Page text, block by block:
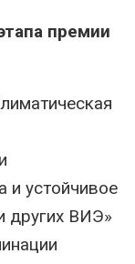
премии
и устойчивое
других ВИЭ»